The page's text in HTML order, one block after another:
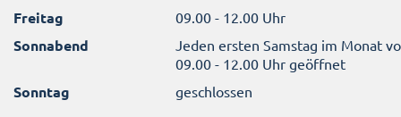
Freitag 09.00 - 12.00 Uhr
Sonnabend
Jeden ersten Samstag im Monat
09.00 - 12.00 Uhr geöffnet
Sonntag geschlossen